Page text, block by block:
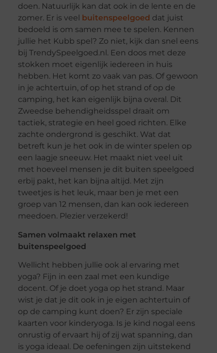
doen. Natuurlijk kan dat ook in de lente en de
zomer. Er is veel
buitenspeelgoed dat juist
bedoeld is om samen mee te spelen. Kennen
jullie het Kubb spel? Zo niet, kijk dan snel eens
bij TrendySpeelgoed.nl. Een doos met deze
stokken moet eigenlijk iedereen in huis
hebben. Het komt zo vaak van pas. Of gewoon
in je achtertuin, of op het strand of op de
camping, het kan eigenlijk bijna overal. Dit
Zweedse behendigheidsspel draait om
tactiek, strategie en heel goed richten. Elke
zachte ondergrond is geschikt. Wat dat
betreft kun je het ook in de winter spelen op
een laagje sneeuw. Het maakt niet veel uit
met hoeveel mensen je dit buiten speelgoed
erbij pakt, het kan bijna altijd. Met zijn
tweetjes is het leuk, maar ben je met een
groep van 12 mensen, dan kan ook iedereen
meedoen. Plezier verzekerd!
Samen volmaakt relaxen met
buitenspeelgoed
Wellicht hebben jullie ook al ervaring met
yoga? Fijn in een zaal met een kundige
docent. Of je doet yoga op het strand. Maar
wist je dat je dit ook in je eigen achtertuin of
op de camping kunt doen? Er zijn speciale
kaarten voor kinderyoga. Is je kind nogal eens
onrustig of ervaart hij of zij wat spanning, dan
is yoga ideaal. De oefeningen zijn uitstekend